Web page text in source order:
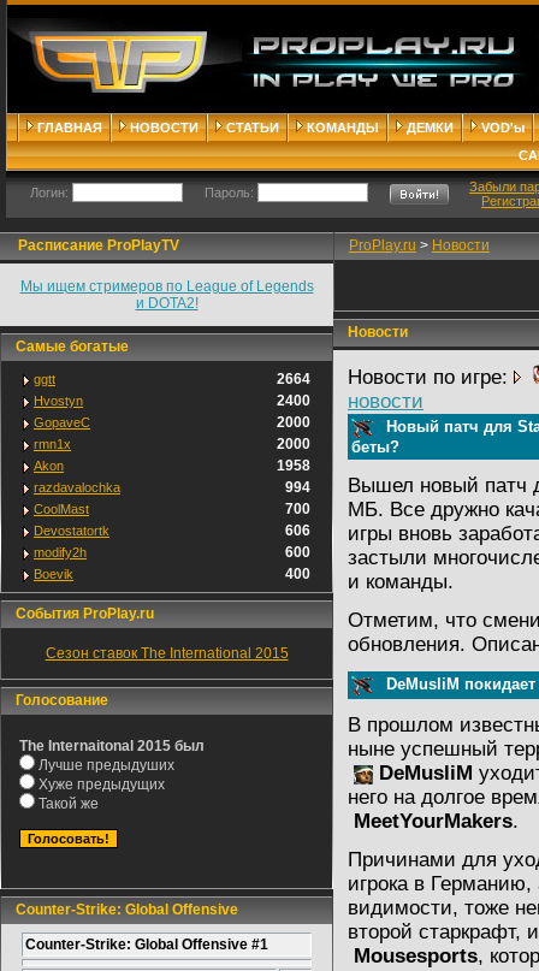
ГЛАВНАЯ НОВОСТИ СТАТЬИ КОМАНДЫ ДЕМКИ
VOD'ы
Логин: Пароль:
Забыли
Расписание ProPlayTV
Мы ищем стримеров по League of Legends
и DOTA2!
Самые богатые
ggtt 2664
Hvostyn 2400
GopaveC 2000
rmn1x 2000
Akon 1958
razdavalochka 994
CoolMast 700
Devostatortk 606
modify2h 600
Boevik 400
События ProPlay.ru
Сезон ставок The International 2015
Голосование
The Internaitonal 2015 был
Лучше предыдуших
Хуже предыдущих
Такой же
Counter-Strike: Global Offensive
Counter-Strike: Global Offensive #1
ProPlay.ru > Новости
Новости
Новости по игре:
новости
Новый патч для
беты?
Вышел новый патч
МБ. Все дружно
игры вновь
застыли
и команды.
Отметим, что
обновления.
DeMusliM
В прошлом
ныне успешный
DeMusliM
него на долгое
MeetYourMakers.
Причинами для
игрока в
видимости, тоже
второй старкрафт,
Mousesports,